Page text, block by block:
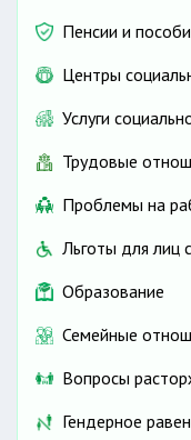
Пенсии и
Центры
Услуги
Трудовые
Проблемы на
Льготы для лиц
Образование
Семейные
Вопросы
Гендерное